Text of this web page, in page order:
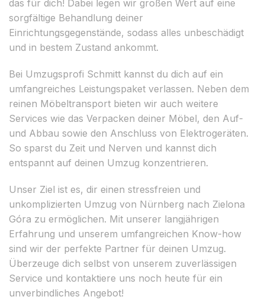
das für dich! Dabei legen wir großen Wert auf eine
sorgfältige Behandlung deiner
Einrichtungsgegenstände, sodass alles unbeschädigt
und in bestem Zustand ankommt.
Bei Umzugsprofi Schmitt kannst du dich auf ein
umfangreiches Leistungspaket verlassen. Neben dem
reinen Möbeltransport bieten wir auch weitere
Services wie das Verpacken deiner Möbel, den Auf-
und Abbau sowie den Anschluss von Elektrogeräten.
So sparst du Zeit und Nerven und kannst dich
entspannt auf deinen Umzug konzentrieren.
Unser Ziel ist es, dir einen stressfreien und
unkomplizierten Umzug von Nürnberg nach Zielona
Góra zu ermöglichen. Mit unserer langjährigen
Erfahrung und unserem umfangreichen Know-how
sind wir der perfekte Partner für deinen Umzug.
Überzeuge dich selbst von unserem zuverlässigen
Service und kontaktiere uns noch heute für ein
unverbindliches Angebot!